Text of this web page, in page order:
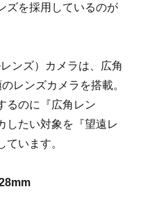
ズを採用しているのが
ンズ）カメラは、広角
レンズカメラを搭載。
るのに『広角レン
したい対象を『望遠レ
ています。